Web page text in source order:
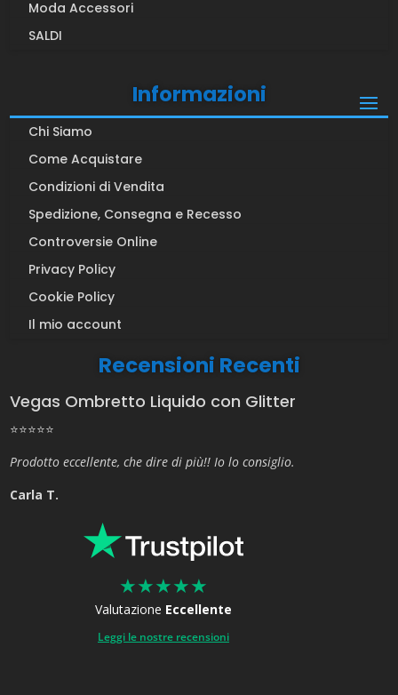
Moda Accessori
SALDI
Informazioni
Chi Siamo
Come Acquistare
Condizioni di Vendita
Spedizione, Consegna e Recesso
Controversie Online
Privacy Policy
Cookie Policy
Il mio account
Recensioni Recenti
Vegas Ombretto Liquido con Glitter
⭐⭐⭐⭐⭐
Prodotto eccellente, che dire di più!! Io lo consiglio.
Carla T.
★★★★★
Valutazione Eccellente
Leggi le nostre recensioni